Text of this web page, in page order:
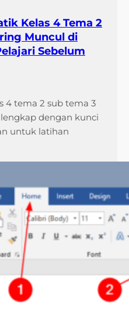
Kelas 4 Tema 2
Muncul di
Sebelum
4 tema 2 sub tema 3
dengan kunci
untuk latihan